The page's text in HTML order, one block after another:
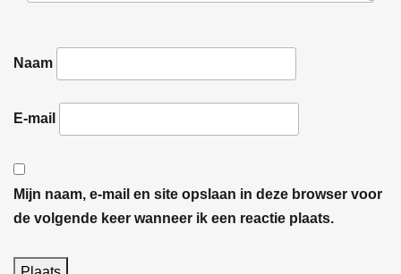
Naam
E-mail
Mijn naam, e-mail en site opslaan in deze browser voor
de volgende keer wanneer ik een reactie plaats.